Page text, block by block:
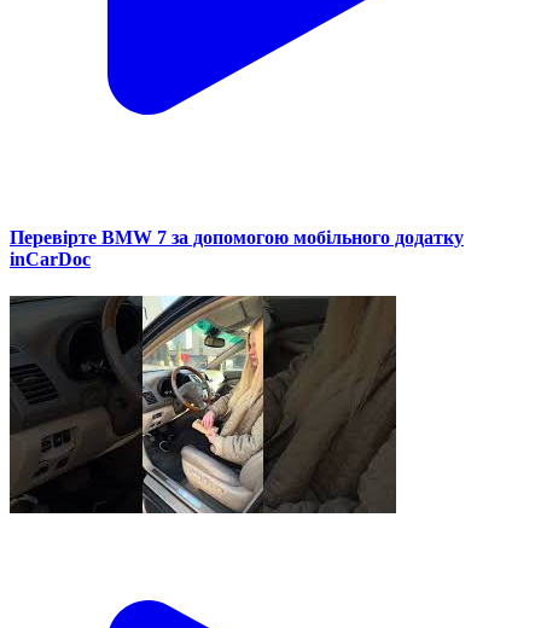
Перевірте BMW 7 за допомогою мобільного додатку
inCarDoc